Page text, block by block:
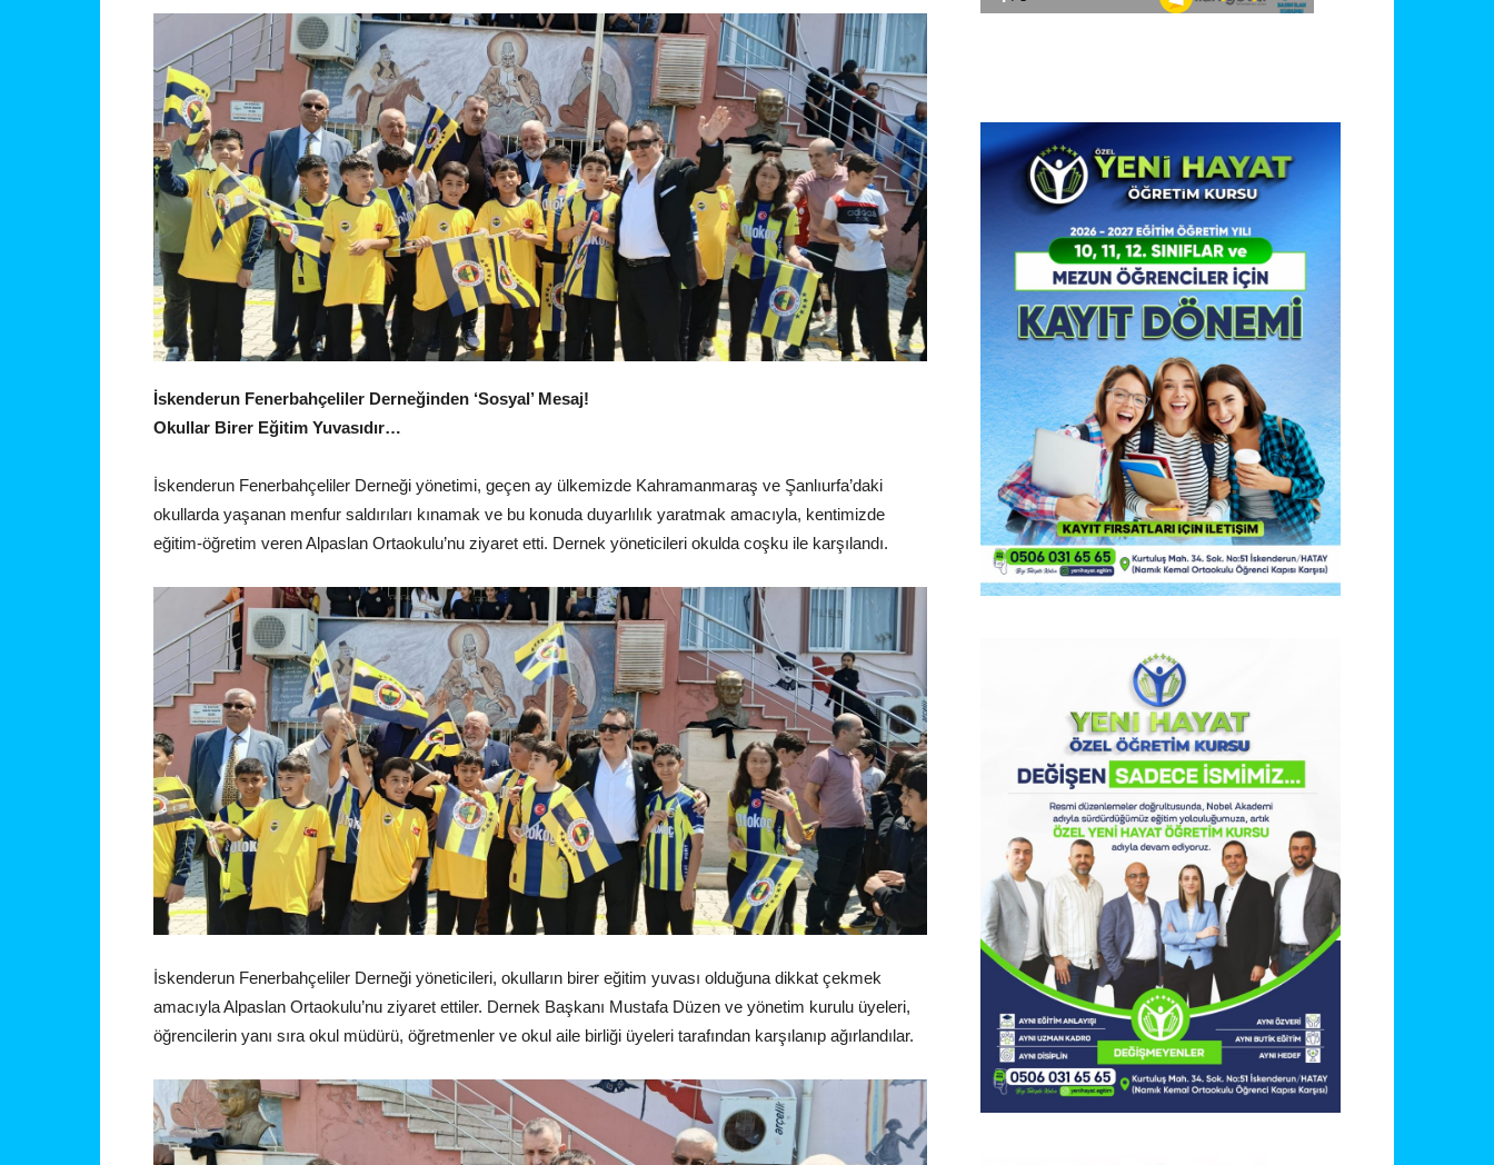
İskenderun Fenerbahçeliler Derneğinden ‘Sosyal’ Mesaj!
Okullar Birer Eğitim Yuvasıdır…
İskenderun Fenerbahçeliler Derneği yönetimi, geçen ay ülkemizde Kahramanmaraş ve Şanlıurfa’daki
okullarda yaşanan menfur saldırıları kınamak ve bu konuda duyarlılık yaratmak amacıyla, kentimizde
eğitim-öğretim veren Alpaslan Ortaokulu’nu ziyaret etti. Dernek yöneticileri okulda coşku ile karşılandı.
İskenderun Fenerbahçeliler Derneği yöneticileri, okulların birer eğitim yuvası olduğuna dikkat çekmek
amacıyla Alpaslan Ortaokulu’nu ziyaret ettiler. Dernek Başkanı Mustafa Düzen ve yönetim kurulu üyeleri,
öğrencilerin yanı sıra okul müdürü, öğretmenler ve okul aile birliği üyeleri tarafından karşılanıp ağırlandılar.